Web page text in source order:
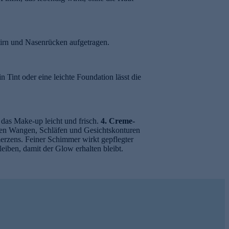
und Nasenrücken aufgetragen.
Tint oder eine leichte Foundation lässt die
Make-up leicht und frisch. 4. Creme-
Wangen, Schläfen und Gesichtskonturen
Feiner Schimmer wirkt gepflegter
damit der Glow erhalten bleibt.